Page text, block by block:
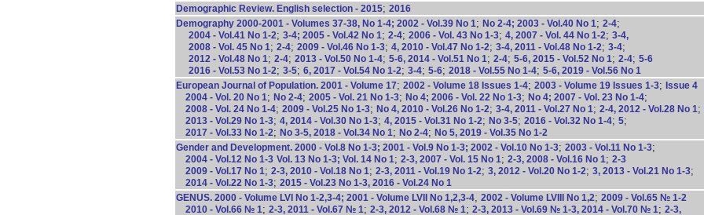
Demographic Review. English selection - 2015; 2016
Demography 2000-2001 - Volumes 37-38, No 1-4; 2002 - Vol.39 No 1; No 2-4; 2003 - Vol.40 No 1; 2-4;
2004 - Vol.41 No 1-2; 3-4; 2005 - Vol.42 No 1; 2-4; 2006 - Vol. 43 No 1-3; 4, 2007 - Vol. 44 No 1-2; 3-4,
2008 - Vol. 45 No 1; 2-4; 2009 - Vol.46 No 1-3; 4, 2010 - Vol.47 No 1-2; 3-4, 2011 - Vol.48 No 1-2; 3-4;
2012 - Vol.48 No 1; 2-4; 2013 - Vol.50 No 1-4; 5-6, 2014 - Vol.51 No 1; 2-4; 5-6, 2015 - Vol.52 No 1; 2-4; 5-6
2016 - Vol.53 No 1-2; 3-5; 6, 2017 - Vol.54 No 1-2; 3-4; 5-6; 2018 - Vol.55 No 1-4; 5-6, 2019 - Vol.56 No 1
European Journal of Population. 2001 - Volume 17; 2002 - Volume 18 Issues 1-4; 2003 - Volume 19 Issues 1-3; Issue 4
2004 - Vol. 20 No 1; No 2-4; 2005 - Vol. 21 No 1-3; No 4; 2006 - Vol. 22 No 1-3; No 4; 2007 - Vol. 23 No 1-4;
2008 - Vol. 24 No 1-4; 2009 - Vol.25 No 1-3; No 4, 2010 - Vol.26 No 1-2; 3-4, 2011 - Vol.27 No 1; 2-4, 2012 - Vol.28 No 1;
2013 - Vol.29 No 1-3; 4, 2014 - Vol.30 No 1-3; 4, 2015 - Vol.31 No 1-2; No 3-5; 2016 - Vol.32 No 1-4; 5;
2017 - Vol.33 No 1-2; No 3-5, 2018 - Vol.34 No 1; No 2-4; No 5, 2019 - Vol.35 No 1-2
Gender and Development. 2000 - Vol.8 No 1-3; 2001 - Vol.9 No 1-3; 2002 - Vol.10 No 1-3; 2003 - Vol.11 No 1-3;
2004 - Vol.12 No 1-3 Vol. 13 No 1-3; Vol. 14 No 1; 2-3, 2007 - Vol. 15 No 1; 2-3, 2008 - Vol.16 No 1; 2-3
2009 - Vol.17 No 1; 2-3, 2010 - Vol.18 No 1; 2-3, 2011 - Vol.19 No 1-2; 3, 2012 - Vol.20 No 1-2; 3, 2013 - Vol.21 No 1-3;
2014 - Vol.22 No 1-3; 2015 - Vol.23 No 1-3, 2016 - Vol.24 No 1
GENUS. 2000 - Volume LVI No 1-2,3-4; 2001 - Volume LVII No 1,2,3-4, 2002 - Volume LVIII No 1,2; 2009 - Vol.65 № 1-2
2010 - Vol.66 № 1; 2-3, 2011 - Vol.67 № 1; 2-3, 2012 - Vol.68 № 1; 2-3, 2013 - Vol.69 № 1-3, 2014 - Vol.70 № 1; 2-3,